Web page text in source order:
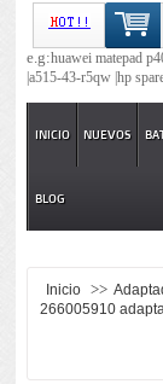
e.g:huawei matepad
|a515-43-r5qw |hp
INICIO NUEVOS
BLOG
Inicio >>
266005910